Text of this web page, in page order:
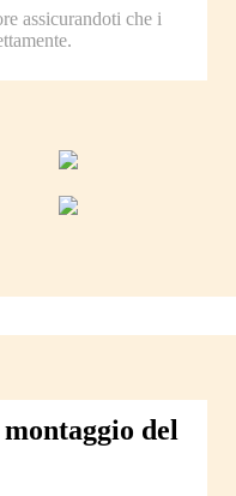
assicurandoti che i
del